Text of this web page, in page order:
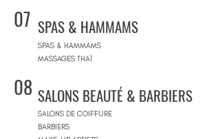
07 SPAS & HAMMAMS
SPAS & HAMMAMS
MASSAGES THAÏ
08 SALONS BEAUTÉ & BARBIERS
SALONS DE COIFFURE
BARBIERS